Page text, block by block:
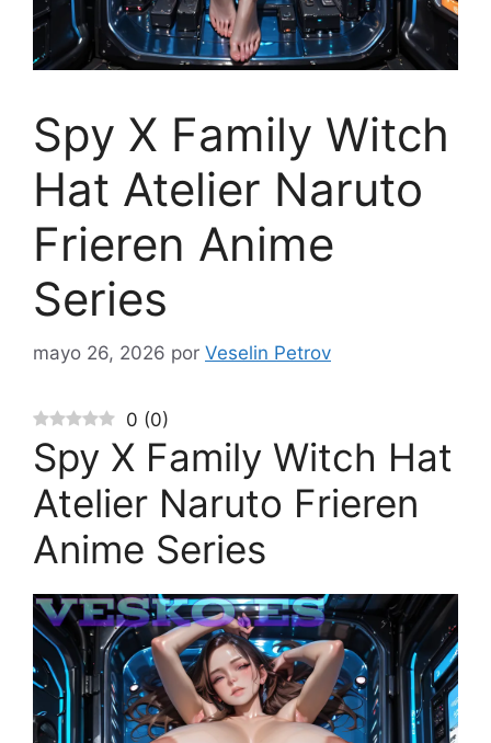
Spy X Family Witch
Hat Atelier Naruto
Frieren Anime
Series
mayo 26, 2026 por Veselin Petrov
0 (0)
Spy X Family Witch Hat
Atelier Naruto Frieren
Anime Series